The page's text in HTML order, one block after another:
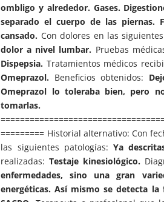
ombligo y alrededor. Gases.
separado el cuerpo de las piernas.
cansado. Con dolores en las
dolor a nivel lumbar. Pruebas
Dispepsia. Tratamientos médicos
Omeprazol. Beneficios obtenidos:
Omeprazol lo toleraba bien, pero
tomarlas.
========= Historial alternativo: Con
las siguientes patologías: Ya
realizadas:Testaje kinesiológico.
enfermedades, sino una gran
energéticas. Así mismo se detecta la